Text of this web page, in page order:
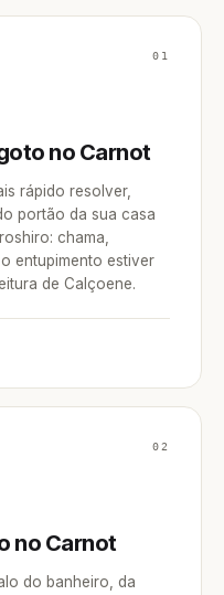
01
no Carnot
rápido resolver,
portão da sua casa
chama,
entupimento estiver
de Calçoene.
02
no Carnot
do banheiro, da